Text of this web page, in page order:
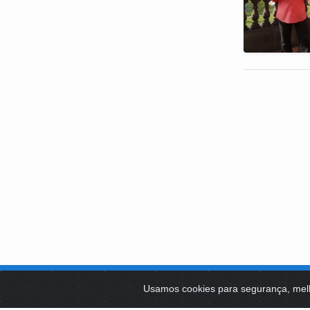
Usamos cookies para segurança,